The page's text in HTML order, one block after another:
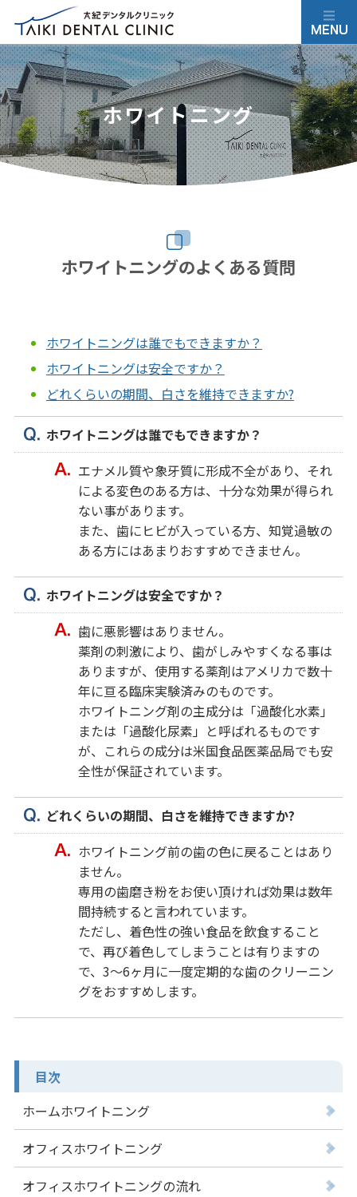
ホワイトニング
ホワイトニングのよくある質問
ホワイトニングは誰でもできますか？
ホワイトニングは安全ですか？
どれくらいの期間、白さを維持できますか?
ホワイトニングは誰でもできますか？
エナメル質や象牙質に形成不全があり、それ
による変色のある方は、十分な効果が得られ
ない事があります。
また、歯にヒビが入っている方、知覚過敏の
ある方にはあまりおすすめできません。
ホワイトニングは安全ですか？
歯に悪影響はありません。
薬剤の刺激により、歯がしみやすくなる事は
ありますが、使用する薬剤はアメリカで数十
年に亘る臨床実験済みのものです。
ホワイトニング剤の主成分は「過酸化水素」
または「過酸化尿素」と呼ばれるものです
が、これらの成分は米国食品医薬品局でも安
全性が保証されています。
どれくらいの期間、白さを維持できますか?
ホワイトニング前の歯の色に戻ることはあり
ません。
専用の歯磨き粉をお使い頂ければ効果は数年
間持続すると言われています。
ただし、着色性の強い食品を飲食すること
で、再び着色してしまうことは有りますの
で、3～6ヶ月に一度定期的な歯のクリーニン
グをおすすめします。
目次
ホームホワイトニング
オフィスホワイトニング
オフィスホワイトニングの流れ